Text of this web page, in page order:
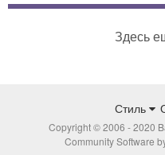
Здесь
Стиль
Copyright © 2006 - 2020
Community Software